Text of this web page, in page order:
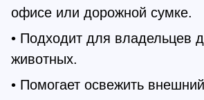
офисе или дорожной сумке.
• Подходит для владельцев
животных.
• Помогает освежить